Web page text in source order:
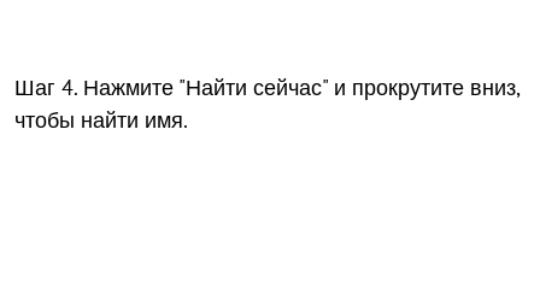
Шаг 4. Нажмите "Найти сейчас" и прокрутите вниз,
чтобы найти имя.